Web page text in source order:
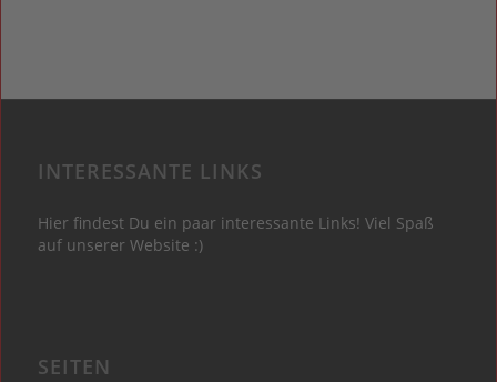
INTERESSANTE LINKS
Hier findest Du ein paar interessante Links! Viel Spaß
auf unserer Website :)
SEITEN